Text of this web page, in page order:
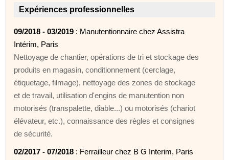
Expériences professionnelles
09/2018 - 03/2019 : Manutentionnaire chez Assistra
Intérim, Paris
Nettoyage de chantier, opérations de tri et stockage des
produits en magasin, conditionnement (cerclage,
étiquetage, filmage), nettoyage des zones de stockage
et de travail, utilisation d'engins de manutention non
motorisés (transpalette, diable...) ou motorisés (chariot
élévateur, etc.), connaissance des règles et consignes
de sécurité.
02/2017 - 07/2018 : Ferrailleur chez B G Interim, Paris